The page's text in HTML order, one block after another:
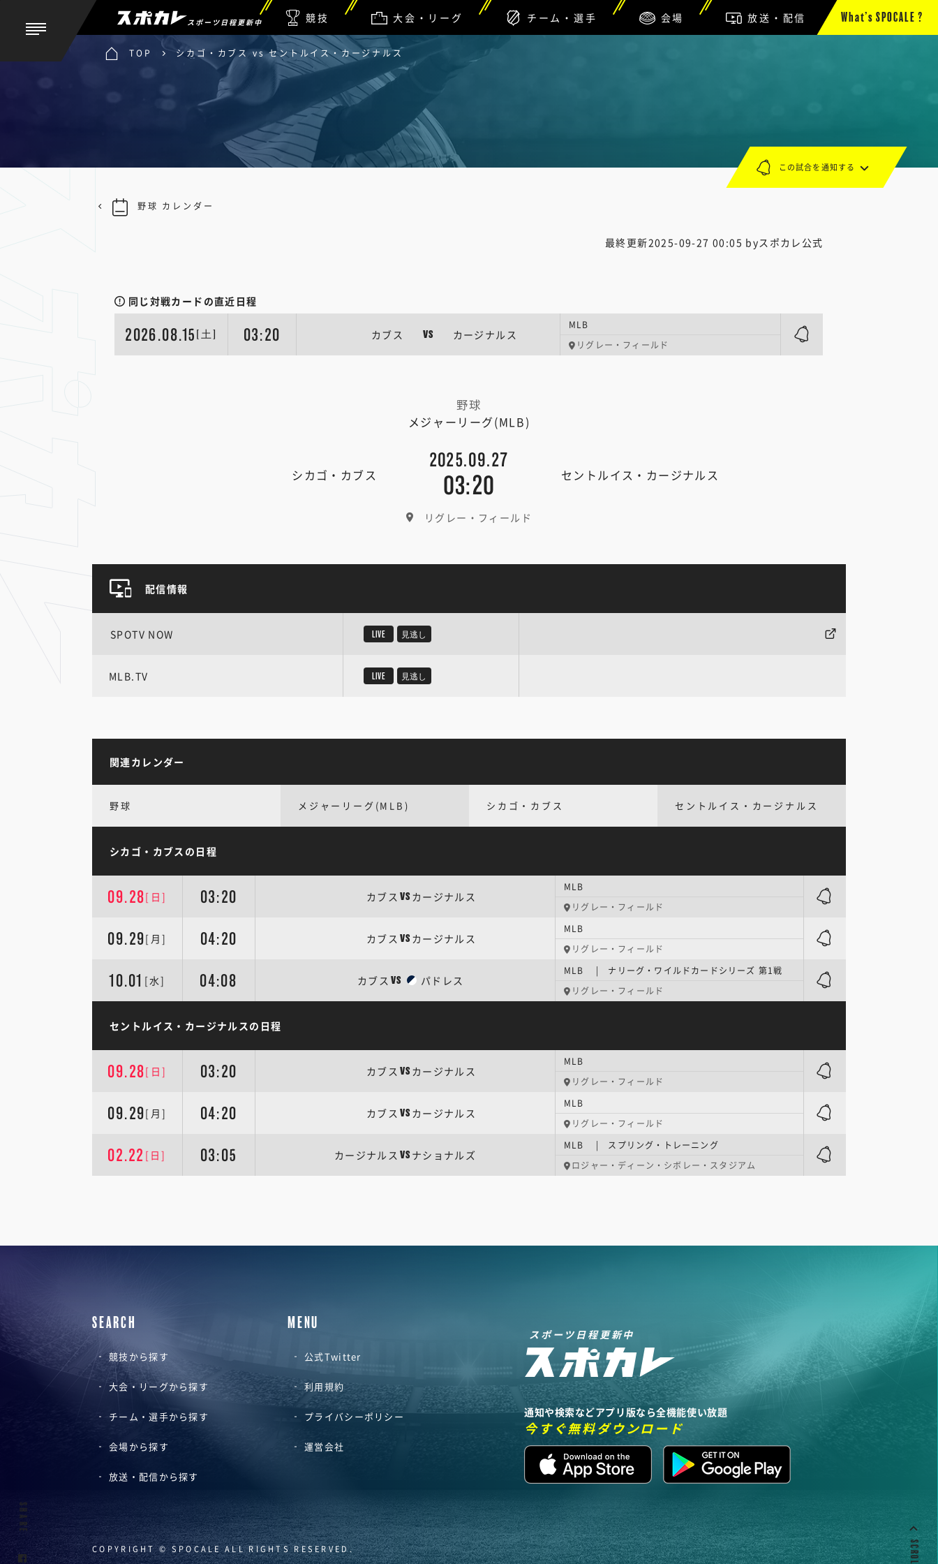
スポーツ日程更新中 競技 大会・リーグ チーム・選手 会場 放送・配信 What’s SPOCALE ?
TOP シカゴ・カブス vs セントルイス・カージナルス
最終更新2025-09-27 00:05 byスポカレ公式
同じ対戦カードの直近日程
2026.08.15 [土] 03:20 カブス VS カージナルス
MLB
リグレー・フィールド
野球
メジャーリーグ(MLB)
シカゴ・カブス
2025.09.27
03:20 セントルイス・カージナルス
リグレー・フィールド
この試合を通知する
野球 カレンダー
配信情報
SPOTV NOW LIVE 見逃し
MLB.TV LIVE 見逃し
関連カレンダー
野球 メジャーリーグ(MLB) シカゴ・カブス セントルイス・カージナルス
シカゴ・カブスの日程
09.28[日] 03:20 カブス VS カージナルス
MLB
リグレー・フィールド
09.29[月] 04:20 カブス VS カージナルス
MLB
リグレー・フィールド
10.01 [水] 04:08 カブス VS パドレス
MLB | ナリーグ・ワイルドカードシリーズ 第1戦
リグレー・フィールド
セントルイス・カージナルスの日程
09.28[日] 03:20 カブス VS カージナルス
MLB
リグレー・フィールド
09.29[月] 04:20 カブス VS カージナルス
MLB
リグレー・フィールド
02.22 [日] 03:05 カージナルス VS ナショナルズ
MLB | スプリング・トレーニング
ロジャー・ディーン・シボレー・スタジアム
SEARCH
競技から探す
大会・リーグから探す
チーム・選手から探す
会場から探す
放送・配信から探す
MENU
公式Twitter
利用規約
プライバシーポリシー
運営会社
スポーツ日程更新中
通知や検索などアプリ版なら全機能使い放題
今すぐ無料ダウンロード
COPYRIGHT © SPOCALE ALL RIGHTS RESERVED.
SHARE